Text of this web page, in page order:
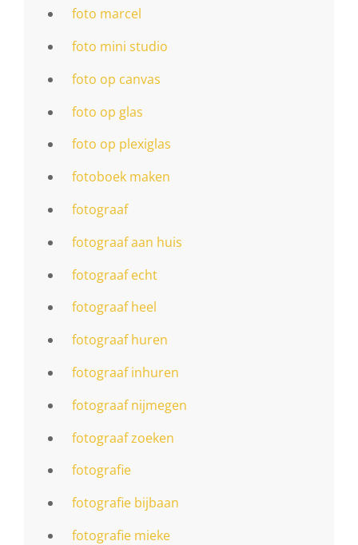
foto marcel
foto mini studio
foto op canvas
foto op glas
foto op plexiglas
fotoboek maken
fotograaf
fotograaf aan huis
fotograaf echt
fotograaf heel
fotograaf huren
fotograaf inhuren
fotograaf nijmegen
fotograaf zoeken
fotografie
fotografie bijbaan
fotografie mieke